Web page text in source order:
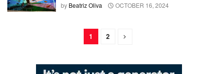
by Beatriz Oliva OCTOBER 16, 2024
1 2